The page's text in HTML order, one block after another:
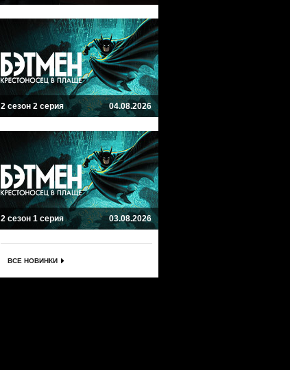
2 сезон 2 серия 04.08.2026
2 сезон 1 серия 03.08.2026
ВСЕ НОВИНКИ